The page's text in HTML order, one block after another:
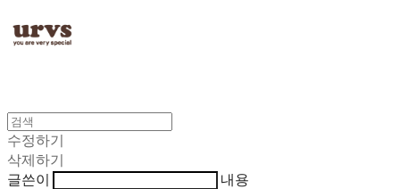
수정하기
삭제하기
글쓴이
내용